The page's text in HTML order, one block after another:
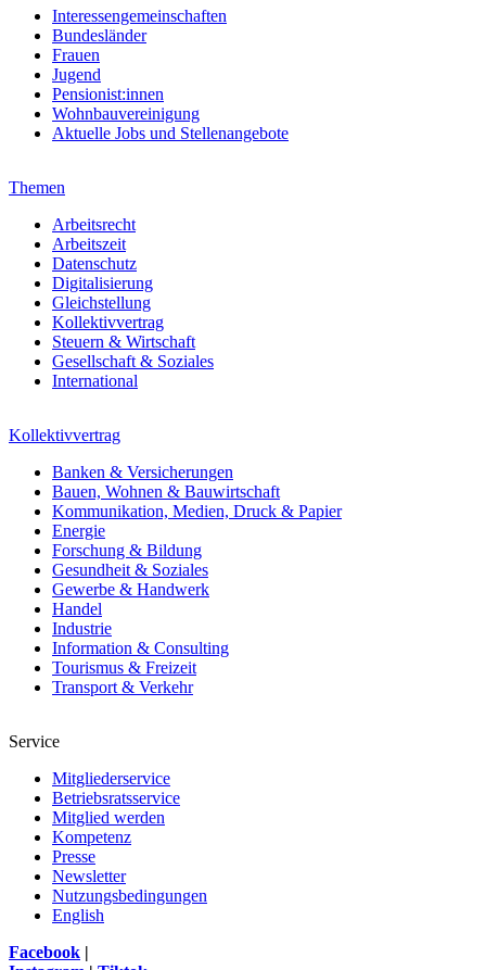
Interessengemeinschaften
Bundesländer
Frauen
Jugend
Pensionist:innen
Wohnbauvereinigung
Aktuelle Jobs und Stellenangebote
Themen
Arbeitsrecht
Arbeitszeit
Datenschutz
Digitalisierung
Gleichstellung
Kollektivvertrag
Steuern & Wirtschaft
Gesellschaft & Soziales
International
Kollektivvertrag
Banken & Versicherungen
Bauen, Wohnen & Bauwirtschaft
Kommunikation, Medien, Druck & Papier
Energie
Forschung & Bildung
Gesundheit & Soziales
Gewerbe & Handwerk
Handel
Industrie
Information & Consulting
Tourismus & Freizeit
Transport & Verkehr
Service
Mitgliederservice
Betriebsratsservice
Mitglied werden
Kompetenz
Presse
Newsletter
Nutzungsbedingungen
English
Facebook |